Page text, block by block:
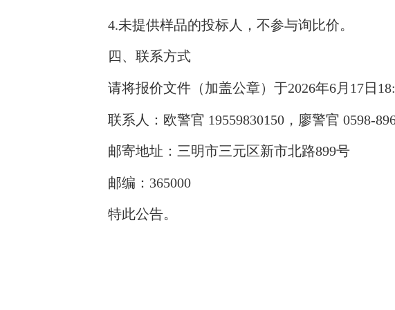
4.未提供样品的投标人，不参与询比价。
四、联系方式
请将报价文件（加盖公章）于2026年6月17日
联系人：欧警官 19559830150 ，廖警官 0598-
邮寄地址：三明市三元区新市北路899号
邮编： 365000
特此公告。